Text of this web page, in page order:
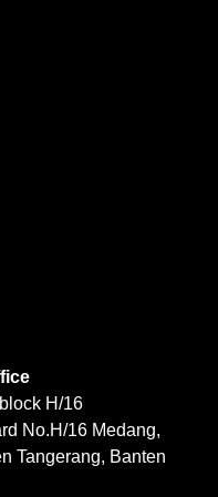
H/16
No.H/16 Medang,
Tangerang, Banten